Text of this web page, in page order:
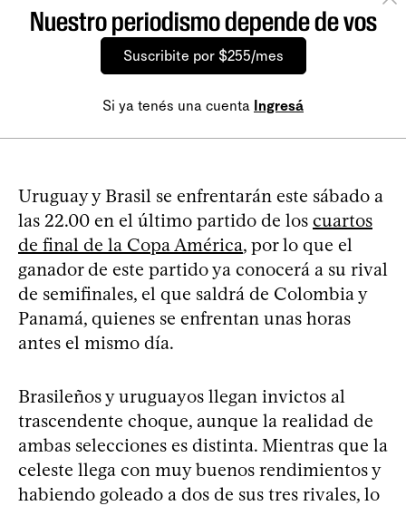
Nuestro periodismo depende de vos
Suscribite por $255/mes
Si ya tenés una cuenta Ingresá
Uruguay y Brasil se enfrentarán este sábado a
las 22.00 en el último partido de los cuartos
de final de la Copa América, por lo que el
ganador de este partido ya conocerá a su rival
de semifinales, el que saldrá de Colombia y
Panamá, quienes se enfrentan unas horas
antes el mismo día.
Brasileños y uruguayos llegan invictos al
trascendente choque, aunque la realidad de
ambas selecciones es distinta. Mientras que la
celeste llega con muy buenos rendimientos y
habiendo goleado a dos de sus tres rivales, lo